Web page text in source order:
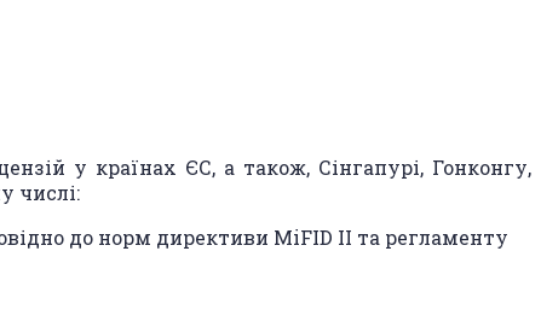
у країнах ЄС, а також, Сінгапурі, Гонконгу,
числі:
до норм директиви MiFID II та регламенту